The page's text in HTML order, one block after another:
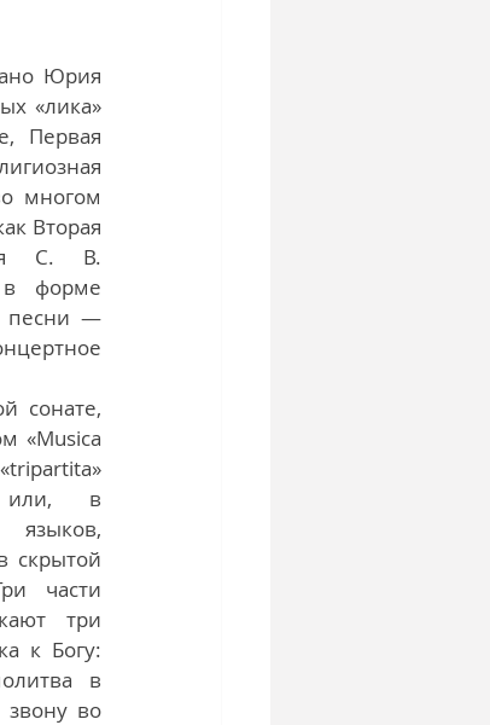
Юрия
«лика»
Первая
многом
Вторая
С. В.
в форме
песни —
сонате,
«Musica
или, в
скрытой
части
три
к Богу:
в
звону во